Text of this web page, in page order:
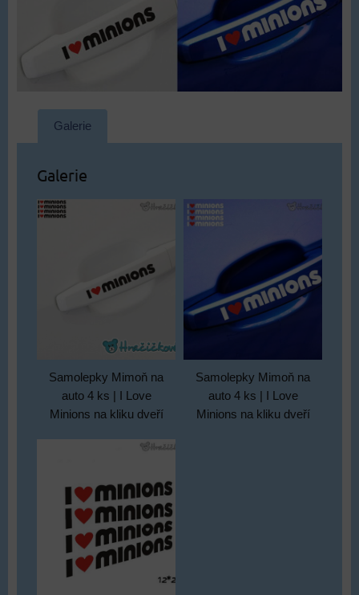
Galerie
Galerie
Samolepky Mimoň na
auto 4 ks | I Love
Minions na kliku dveří
Samolepky Mimoň na
auto 4 ks | I Love
Minions na kliku dveří